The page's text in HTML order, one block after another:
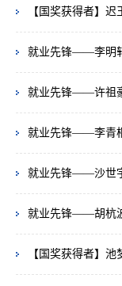
【国奖获得者】
就业先锋——李明
就业先锋——许祖
就业先锋——李青
就业先锋——沙世
就业先锋——胡杭
【国奖获得者】